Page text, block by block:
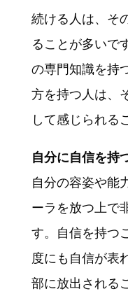
続ける人は、そ
ることが多いで
の専門知識を持
方を持つ人は、
して感じられる
自分に自信を持
自分の容姿や能
ーラを放つ上で
す。自信を持つ
度にも自信が表
部に放出される